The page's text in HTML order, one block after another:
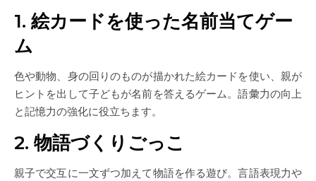
1. 絵カードを使った名前当てゲー
ム
色や動物、身の回りのものが描かれた絵カードを使い、親が
ヒントを出して子どもが名前を答えるゲーム。語彙力の向上
と記憶力の強化に役立ちます。
2. 物語づくりごっこ
親子で交互に一文ずつ加えて物語を作る遊び。言語表現力や